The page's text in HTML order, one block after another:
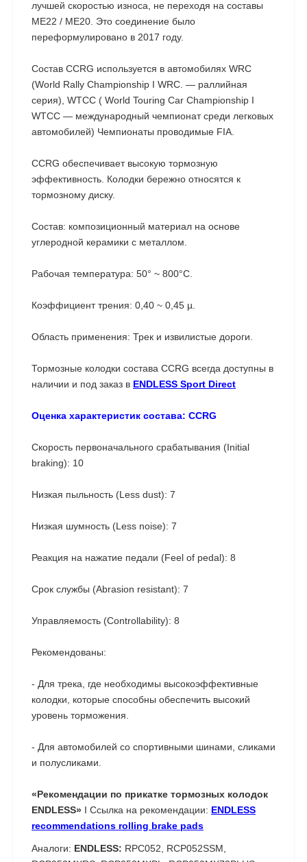
лучшей скоростью износа, не переходя на составы
ME22 / ME20. Это соединение было
переформулировано в 2017 году.
Состав CCRG используется в автомобилях WRC
(World Rally Championship I WRC. — раллийная
серия), WTCC ( World Touring Car Championship I
WTCC — международный чемпионат среди легковых
автомобилей) Чемпионаты проводимые FIA.
CCRG обеспечивает высокую тормозную
эффективность. Колодки бережно относятся к
тормозному диску.
Состав: композиционный материал на основе
углеродной керамики с металлом.
Рабочая температура: 50° ~ 800°C.
Коэффициент трения: 0,40 ~ 0,45 µ.
Область применения: Трек и извилистые дороги.
Тормозные колодки состава CCRG всегда доступны в
наличии и под заказ в ENDLESS Sport Direct
Оценка характеристик состава: CCRG
Скорость первоначального срабатывания (Initial
braking): 10
Низкая пыльность (Less dust): 7
Низкая шумность (Less noise): 7
Реакция на нажатие педали (Feel of pedal): 8
Срок службы (Abrasion resistant): 7
Управляемость (Controllability): 8
Рекомендованы:
- Для трека, где необходимы высокоэффективные
колодки, которые способны обеспечить высокий
уровень торможения.
- Для автомобилей со спортивными шинами, сликами
и полусликами.
«Рекомендации по прикатке тормозных колодок
ENDLESS» I Ссылка на рекомендации: ENDLESS
recommendations rolling brake pads
Аналоги: ENDLESS: RPC052, RCP052SSM,